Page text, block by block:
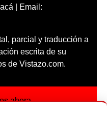
| Email:
parcial y traducción a
escrita de su
de Vistazo.com.
ahora